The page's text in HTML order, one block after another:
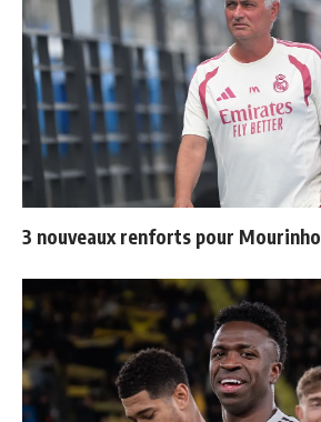
3 nouveaux renforts pour Mourinho